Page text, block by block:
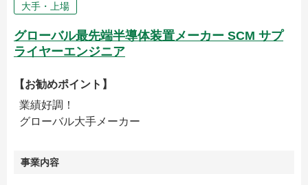
大手・上場
グローバル最先端半導体装置メーカー SCM サプ
ライヤーエンジニア
【お勧めポイント】
業績好調！
グローバル大手メーカー
事業内容